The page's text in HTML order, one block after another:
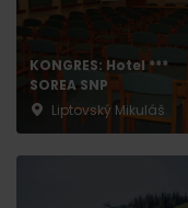
KONGRES: Hotel ***
SOREA SNP
Liptovský Mikuláš